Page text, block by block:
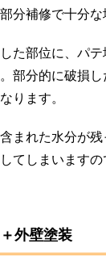
分補修で十分な
た部位に、パ
部分的に破損
ります。
まれた水分が
てしまいますの
外壁塗装